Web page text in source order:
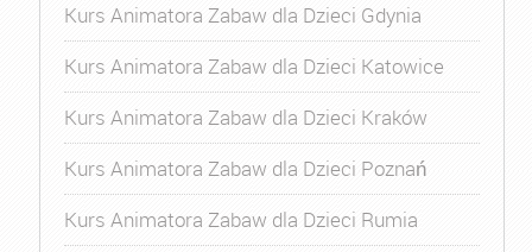
Kurs Animatora Zabaw dla Dzieci Gdynia
Kurs Animatora Zabaw dla Dzieci Katowice
Kurs Animatora Zabaw dla Dzieci Kraków
Kurs Animatora Zabaw dla Dzieci Poznań
Kurs Animatora Zabaw dla Dzieci Rumia